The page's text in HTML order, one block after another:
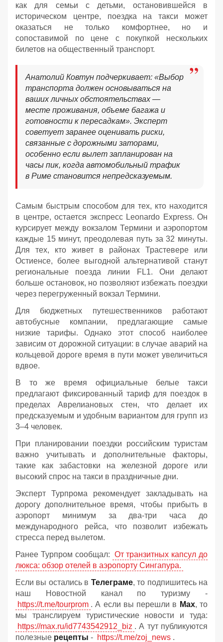
как для семьи с детьми, остановившейся в
историческом центре, поездка на такси может
оказаться не только комфортнее, но и
сопоставимой по цене с покупкой нескольких
билетов на общественный транспорт.
Анатолий Ковтун подчеркивает: «Выбор
транспорта должен основываться на
ваших личных обстоятельствах —
месте проживания, объеме багажа и
готовности к пересадкам». Эксперт
советует заранее оценивать риски,
связанные с дорожными заторами,
особенно если вылет запланирован на
часы пик, когда автомобильный трафик
в Риме становится непредсказуемым.
Самым быстрым способом для тех, кто находится
в центре, остается экспресс Leonardo Express. Он
курсирует между вокзалом Термини и аэропортом
каждые 15 минут, преодолевая путь за 32 минуты.
Для тех, кто живет в районах Трастевере или
Остиенсе, более выгодной альтернативой станут
региональные поезда линии FL1. Они делают
больше остановок, но позволяют избежать поездки
через перегруженный вокзал Термини.
Для бюджетных путешественников работают
автобусные компании, предлагающие самые
низкие тарифы. Однако этот способ наиболее
зависим от дорожной ситуации: в случае аварий на
кольцевой дороге время в пути может увеличиться
вдвое.
В то же время официальные белые такси
предлагают фиксированный тариф для поездок в
пределах Аврелиановых стен, что делает их
предсказуемым и удобным вариантом для групп из
3–4 человек.
При планировании поездки российским туристам
важно учитывать и дополнительные факторы,
такие как забастовки на железной дороге или
высокий спрос на такси в праздничные дни.
Эксперт Турпрома рекомендует закладывать на
дорогу дополнительное время, чтобы прибыть в
аэропорт минимум за два-три часа до
международного рейса, что позволит избежать
стресса перед вылетом.
Ранее Турпром сообщал: От транзитных капсул до
люкса: обзор отелей в аэропорту Сингапура.
Если вы остались в Телеграме, то подпишитесь на
наш Новостной канал по туризму -
https://t.me/tourprom . А если вы перешли в Мах, то
мы транслируем туристические новости и туда:
https://max.ru/id7743542912_biz . А тут публикуются
полезные рецепты - https://t.me/zoj_news .